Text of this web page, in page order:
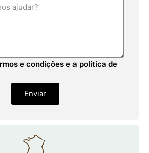
e condições e a política de
Enviar